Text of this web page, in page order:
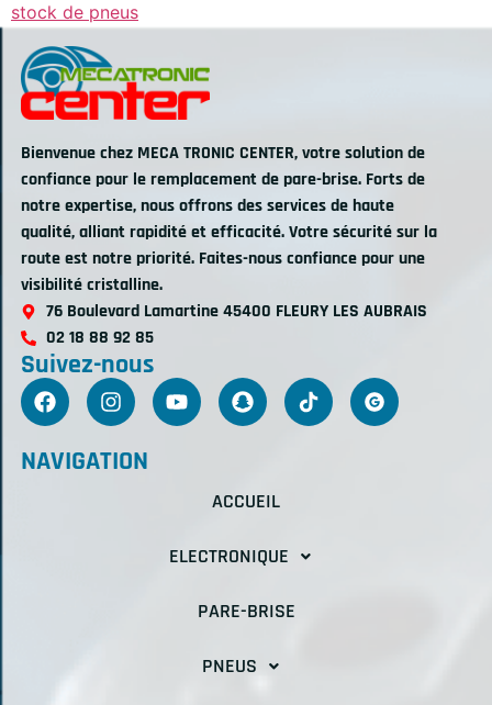
stock de pneus
Bienvenue chez MECA TRONIC CENTER, votre solution de
confiance pour le remplacement de pare-brise. Forts de
notre expertise, nous offrons des services de haute
qualité, alliant rapidité et efficacité. Votre sécurité sur la
route est notre priorité. Faites-nous confiance pour une
visibilité cristalline.
76 Boulevard Lamartine 45400 FLEURY LES AUBRAIS
02 18 88 92 85
Suivez-nous
NAVIGATION
ACCUEIL
ELECTRONIQUE
PARE-BRISE
PNEUS